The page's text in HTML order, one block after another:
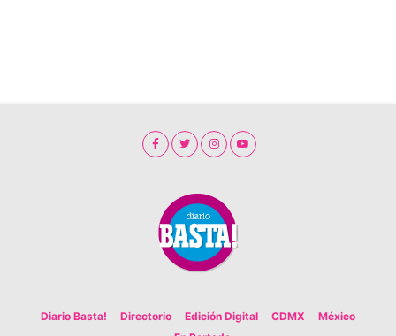
Diario Basta! Directorio Edición Digital CDMX
México